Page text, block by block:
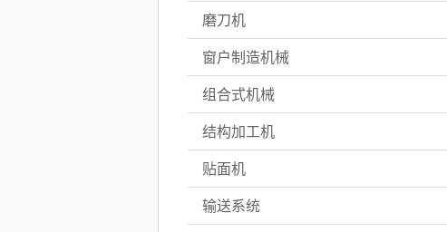
磨刀机
窗户制造机械
组合式机械
结构加工机
贴面机
输送系统